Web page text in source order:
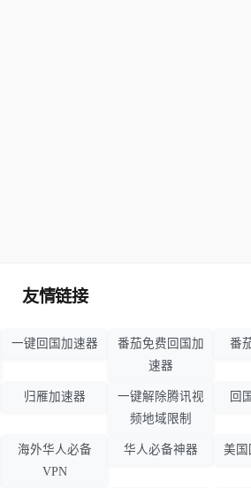
友情链接
一键回国加速器
番茄免费回国加
速器
番
归雁加速器
一键解除腾讯视
频地域限制
回
海外华人必备
VPN
华人必备神器 美国